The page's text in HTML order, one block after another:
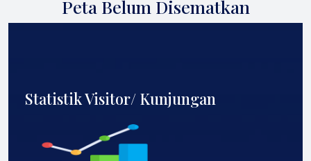
Peta Belum Disematkan
Statistik Visitor/ Kunjungan